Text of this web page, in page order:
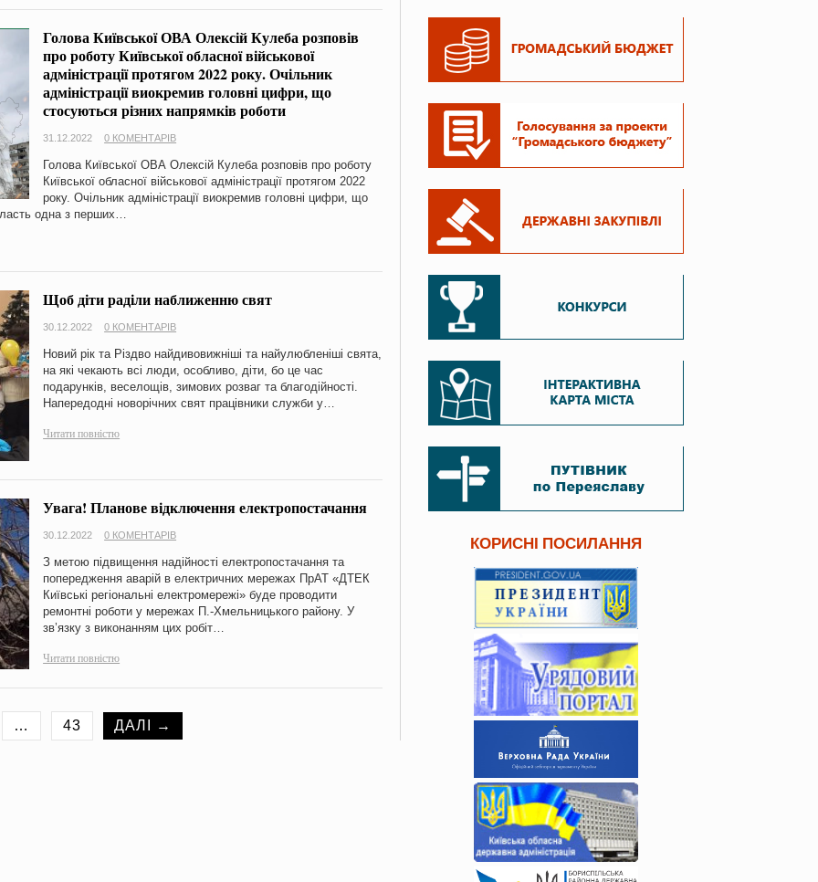
Голова Київської ОВА Олексій Кулеба розповів
про роботу Київської обласної військової
адміністрації протягом 2022 року. Очільник
адміністрації виокремив головні цифри, що
стосуються різних напрямків роботи
31.12.2022 0 КОМЕНТАРІВ
Голова Київської ОВА Олексій Кулеба розповів про роботу
Київської обласної військової адміністрації протягом 2022
року. Очільник адміністрації виокремив головні цифри, що
одна з перших…
Щоб діти раділи наближенню свят
30.12.2022 0 КОМЕНТАРІВ
Новий рік та Різдво найдивовижніші та найулюбленіші свята,
на які чекають всі люди, особливо, діти, бо це час
подарунків, веселощів, зимових розваг та благодійності.
Напередодні новорічних свят працівники служби у…
Читати повністю
Увага! Планове відключення електропостачання
30.12.2022 0 КОМЕНТАРІВ
З метою підвищення надійності електропостачання та
попередження аварій в електричних мережах ПрАТ «ДТЕК
Київські регіональні електромережі» буде проводити
ремонтні роботи у мережах П.-Хмельницького району. У
зв’язку з виконанням цих робіт…
Читати повністю
… 43 ДАЛІ →
КОРИСНІ ПОСИЛАННЯ